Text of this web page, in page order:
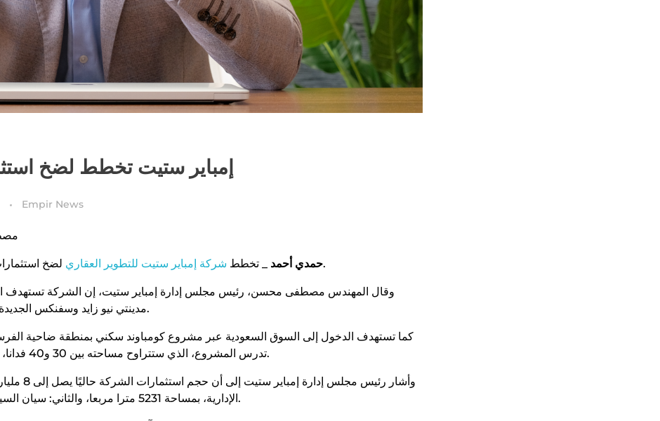
إمباير ستيت تخطط لضخ استثمارات
Empir News
حمدي أحمد _ تخطط شركة إمباير ستيت للتطوير العقاري لضخ استثمارات جديدة بقيمة 17 مليار جنيه خلال السنوات الثلاث المقبلة.
وقال المهندس مصطفى محسن، رئيس مجلس إدارة إمباير ستيت، إن الشركة تستهدف
مدينتي نيو زايد وسفنكس الجديدة، مع الاستحواذ على أراضٍ جديدة بالعاصمة الإدارية الجديدة.
كما تستهدف الدخول إلى السوق السعودية عبر مشروع كومباوند سكني بمنطقة ضاحية
تدرس المشروع، الذي ستتراوح مساحته بين 30 و40 فدانا، منذ عام تقريبًا، بحسب محسن، في تصريحات لنشرة حابي.
الإدارية، بمساحة 5231 مترا مربعا، والثاني: سيان السياحي في جنوب سيناء، ويضم 473 وحدة بمساحات مختلفة.